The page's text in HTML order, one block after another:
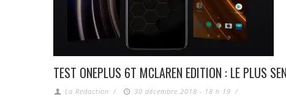
TEST ONEPLUS 6T MCLAREN EDITION : LE PLUS
La Redaction / 30 décembre 2018 - 18 h 19 /